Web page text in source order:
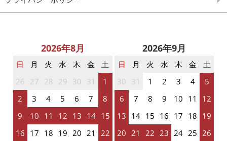
2026年8月
日 月 火 水 木 金
土
26 27 28 29 30 31
1
2
3 4 5 6 7
8
9
10 11 12 13 14 15
16 17 18 19 20 21 22
2026年9月
日 月 火 水 木 金
土
30 31 1 2 3 4
5
6
7 8 9 10 11
12
13 14 15 16 17 18 19
20 21 22 23 24 25 26